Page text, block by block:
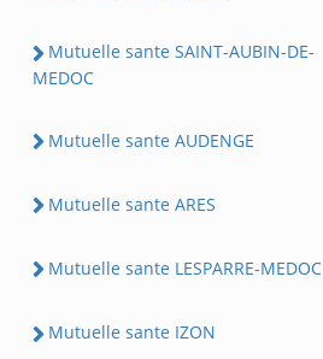
Mutuelle sante SAINT-AUBIN-DE-
MEDOC
Mutuelle sante AUDENGE
Mutuelle sante ARES
Mutuelle sante LESPARRE-MEDOC
Mutuelle sante IZON